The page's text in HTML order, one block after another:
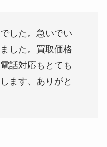
した。急いでい
した。買取価格
話対応もとても
ます、ありがと